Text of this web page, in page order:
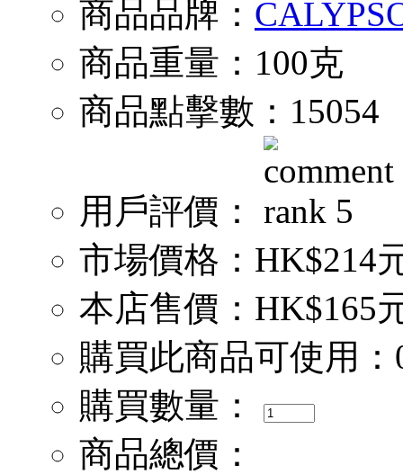
商品品牌：
商品重量： 100克
商品點擊數： 15054
用戶評價：
市場價格： HK$214
本店售價： HK$165
購買此商品可使用：
購買數量：
商品總價：